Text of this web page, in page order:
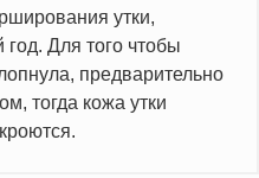
утки,
год. Для того чтобы
предварительно
тогда кожа утки